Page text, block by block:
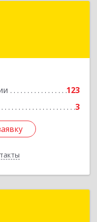
123
3
г, Турусова ул,